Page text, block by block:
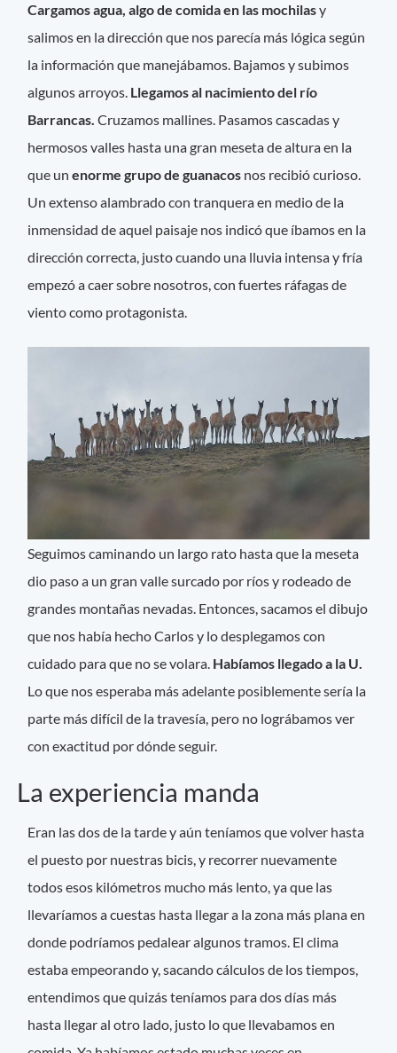
Cargamos agua, algo de comida en las mochilasy
salimos en la dirección que nos parecía más lógica según
la información que manejábamos. Bajamos y subimos
algunos arroyos. Llegamos al nacimiento del río
Barrancas. Cruzamos mallines. Pasamos cascadas y
hermosos valles hasta una gran meseta de altura en la
que unenorme grupo de guanacos nos recibió curioso.
Un extenso alambrado con tranquera en medio de la
inmensidad de aquel paisaje nos indicó que íbamos en la
dirección correcta, justo cuando una lluvia intensa y fría
empezó a caer sobre nosotros, con fuertes ráfagas de
viento como protagonista.
Seguimos caminando un largo rato hasta que la meseta
dio paso a un gran valle surcado por ríos y rodeado de
grandes montañas nevadas. Entonces, sacamos el dibujo
que nos había hecho Carlos y lo desplegamos con
cuidado para que no se volara. Habíamos llegado a la U.
Lo que nos esperaba más adelante posiblemente sería la
parte más difícil de la travesía, pero no lográbamos ver
con exactitud por dónde seguir.
La experiencia manda
Eran las dos de la tarde y aún teníamos que volver hasta
el puesto por nuestras bicis, y recorrer nuevamente
todos esos kilómetros mucho más lento, ya que las
llevaríamos a cuestas hasta llegar a la zona más plana en
donde podríamos pedalear algunos tramos. El clima
estaba empeorando y, sacando cálculos de los tiempos,
entendimos que quizás teníamos para dos días más
hasta llegar al otro lado, justo lo que llevabamos en